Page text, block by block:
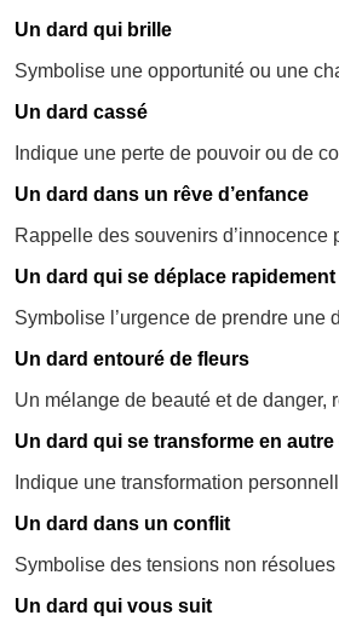
Un dard qui brille
Symbolise une opportunité ou une
Un dard cassé
Indique une perte de pouvoir ou de
Un dard dans un rêve d’enfance
Rappelle des souvenirs
Un dard qui se déplace rapidement
Symbolise l’urgence de prendre une
Un dard entouré de fleurs
Un mélange de beauté et de danger,
Un dard qui se transforme en
Indique une transformation
Un dard dans un conflit
Symbolise des tensions non
Un dard qui vous suit